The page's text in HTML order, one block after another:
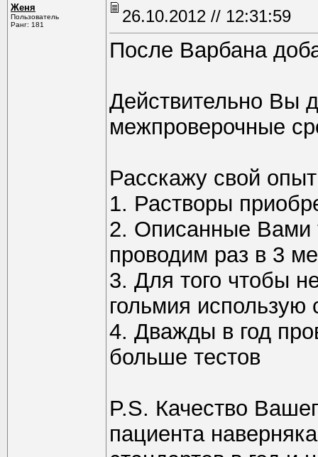
Женя
Пользователь
Ранг: 181
26.10.2012 // 12:31:59
После Варбана
Действительно Вы
межпроверочные
Расскажу свой
1. Растворы
2. Описанные Вами
проводим раз в 3
3. Для того чтобы
гольмия использую
4. Дважды в год
больше тестов
P.S. Качество
пациента